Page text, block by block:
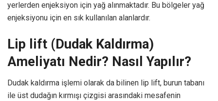
yerlerden enjeksiyon için yağ alınmaktadır. Bu bölgeler yağ
enjeksiyonu için en sık kullanılan alanlardır.
Lip lift (Dudak Kaldırma)
Ameliyatı Nedir? Nasıl Yapılır?
Dudak kaldırma işlemi olarak da bilinen lip lift, burun tabanı
ile üst dudağın kırmışı çizgisi arasındaki mesafenin